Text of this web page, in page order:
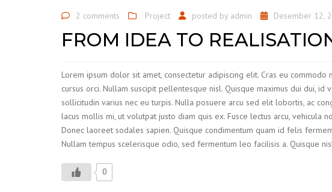
2 comments Project posted by admin Desember 12,
FROM IDEA TO
Lorem ipsum dolor sit amet, consectetur adipiscing elit. Cras eu
cursus orci. Nullam suscipit pellentesque nisl. Quisque maximus dui dui,
sollicitudin varius nec eu turpis. Nulla posuere arcu sed elit lobortis, ac
lacus mollis mi, ut volutpat justo diam quis ex. Fusce lectus arcu, vehicula
Donec laoreet sodales sapien. Quisque condimentum quam id felis
Nullam tempus scelerisque odio, sed fermentum leo facilisis a. Quisque
0